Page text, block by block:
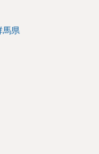
馬県